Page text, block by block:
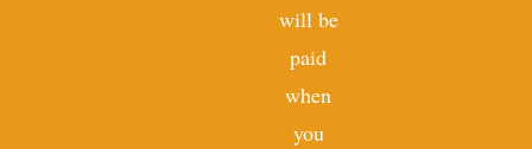
will be
paid
when
you